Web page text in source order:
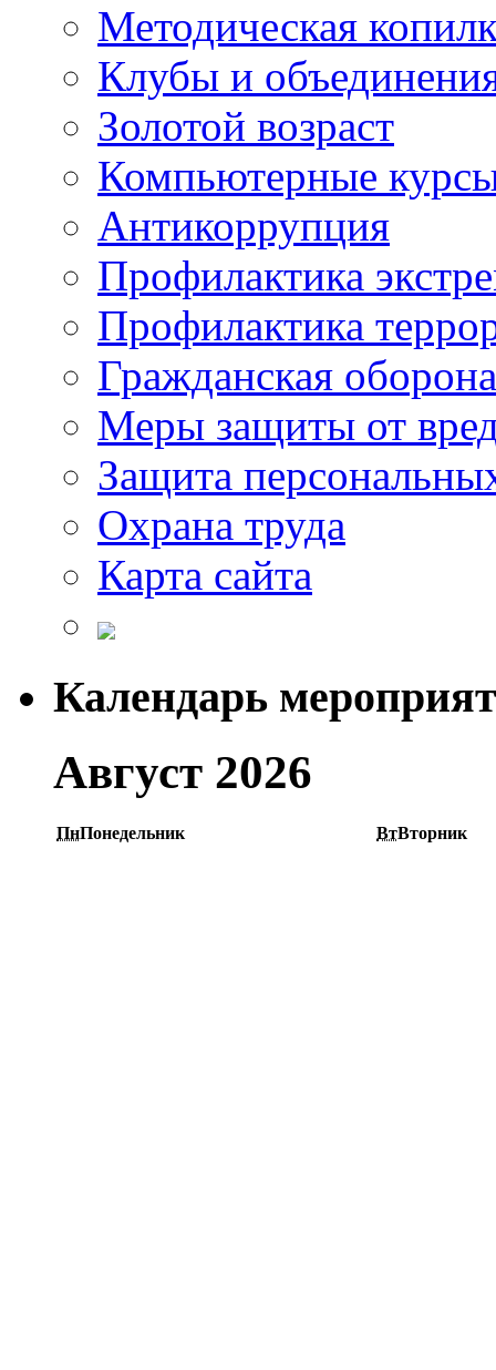
Методическая
Клубы и
Золотой возраст
Компьютерные
Антикоррупция
Профилактика
Профилактика
Гражданская оборона
Меры защиты от
Защита
Охрана труда
Карта сайта
Календарь
Август 2026
ПнПонедельник ВтВторник